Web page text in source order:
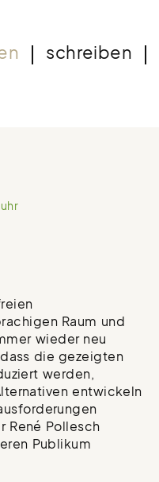
schreiben
Raum und
wieder neu
die gezeigten
werden,
entwickeln
René Pollesch
Publikum